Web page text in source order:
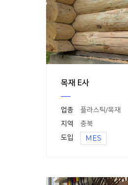
목재 E사
업종
플라스틱/목재
지역
충북
도입
MES